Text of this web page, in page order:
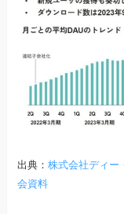
出典：株式会社ディー
会資料